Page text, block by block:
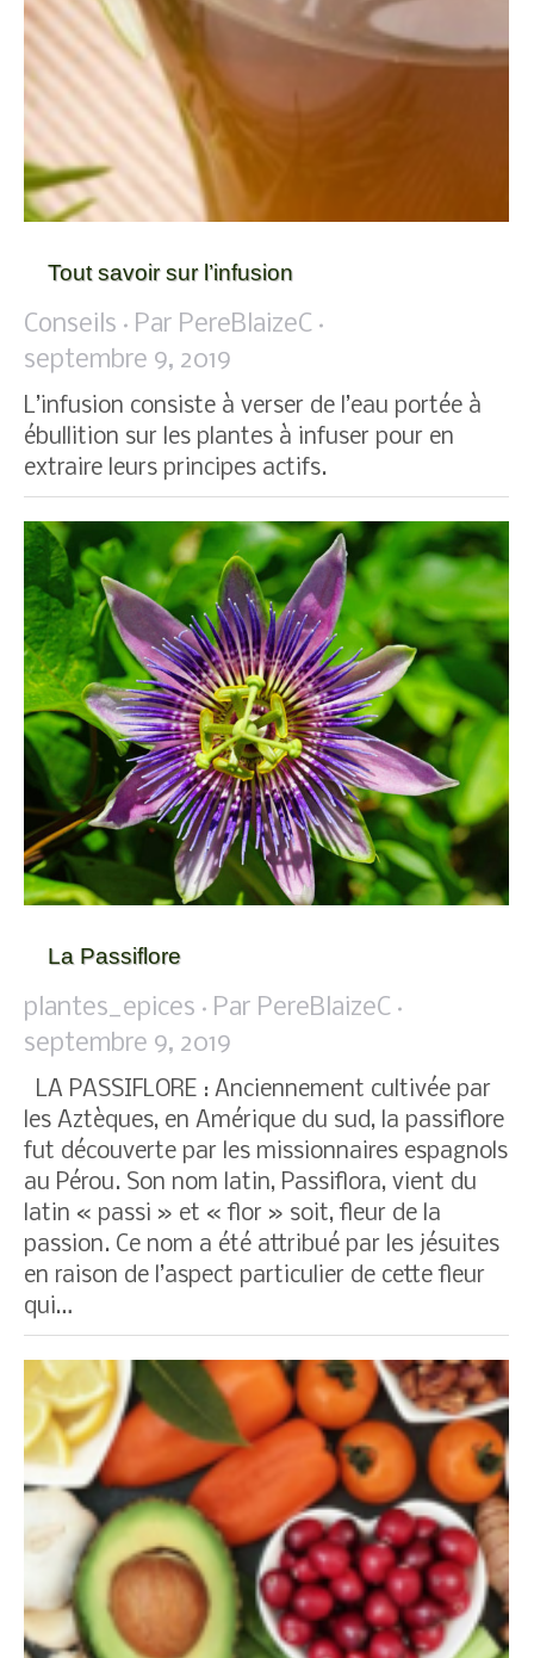
Tout savoir sur l’infusion
Conseils Par PereBlaizeC
septembre 9, 2019
L’infusion consiste à verser de l’eau portée à
ébullition sur les plantes à infuser pour en
extraire leurs principes actifs.
La Passiflore
plantes_epices Par PereBlaizeC
septembre 9, 2019
LA PASSIFLORE : Anciennement cultivée par
les Aztèques, en Amérique du sud, la passiflore
fut découverte par les missionnaires espagnols
au Pérou. Son nom latin, Passiflora, vient du
latin « passi » et « flor » soit, fleur de la
passion. Ce nom a été attribué par les jésuites
en raison de l’aspect particulier de cette fleur
qui…